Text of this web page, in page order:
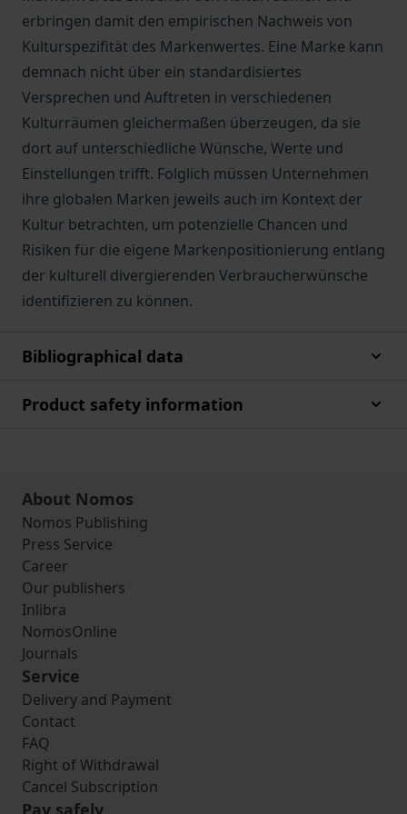
erbringen damit den empirischen Nachweis von
Kulturspezifität des Markenwertes. Eine Marke kann
demnach nicht über ein standardisiertes
Versprechen und Auftreten in verschiedenen
Kulturräumen gleichermaßen überzeugen, da sie
dort auf unterschiedliche Wünsche, Werte und
Einstellungen trifft. Folglich müssen Unternehmen
ihre globalen Marken jeweils auch im Kontext der
Kultur betrachten, um potenzielle Chancen und
Risiken für die eigene Markenpositionierung entlang
der kulturell divergierenden Verbraucherwünsche
identifizieren zu können.
Bibliographical data
Product safety information
About Nomos
Nomos Publishing
Press Service
Career
Our publishers
Inlibra
NomosOnline
Journals
Service
Delivery and Payment
Contact
FAQ
Right of Withdrawal
Cancel Subscription
Pay safely